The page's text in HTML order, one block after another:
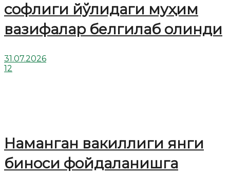
софлиги йўлидаги муҳим
вазифалар белгилаб олинди
31.07.2026
12
Наманган вакиллиги янги
биноси фойдаланишга